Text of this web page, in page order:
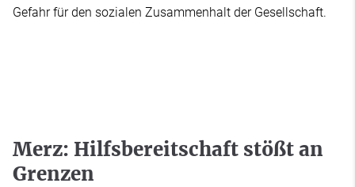
Gefahr für den sozialen Zusammenhalt der Gesellschaft.
Merz: Hilfsbereitschaft stößt an
Grenzen